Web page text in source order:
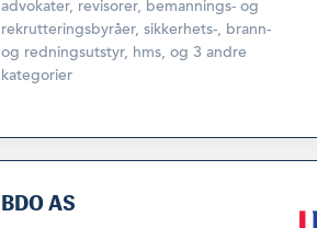
advokater, revisorer, bemannings- og
rekrutteringsbyråer, sikkerhets-, brann-
og redningsutstyr, hms, og 3 andre
kategorier
BDO AS